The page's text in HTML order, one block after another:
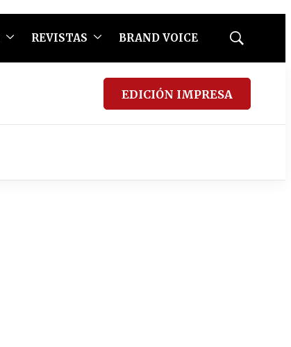
REVISTAS BRAND VOICE
Mostrar
EDICIÓN IMPRESA